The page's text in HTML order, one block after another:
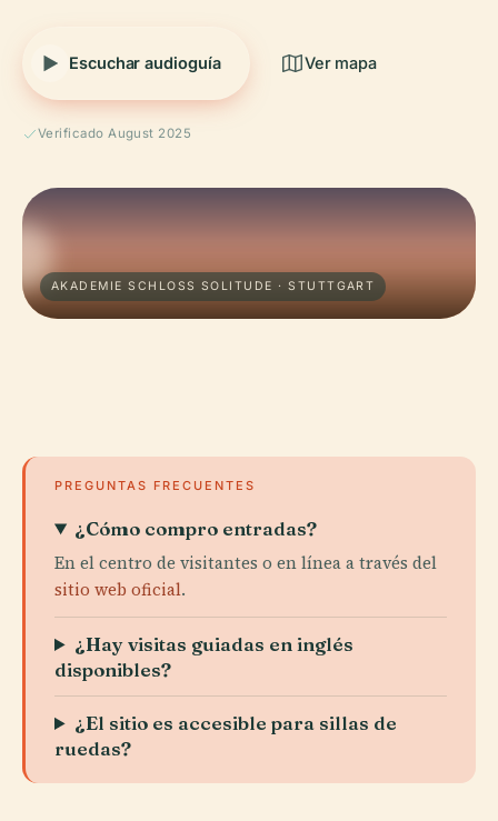
Escuchar audioguía Ver mapa
Verificado August 2025
AKADEMIE SCHLOSS SOLITUDE · STUTTGART
PREGUNTAS FRECUENTES
¿Cómo compro entradas?
En el centro de visitantes o en línea a través del
sitio web oficial.
¿Hay visitas guiadas en inglés
disponibles?
¿El sitio es accesible para sillas de
ruedas?